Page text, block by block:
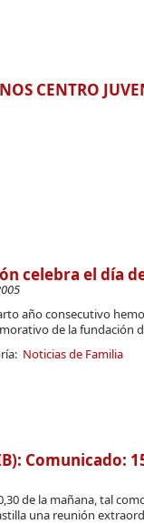
CENTRO
celebra el día
año consecutivo
de la fundación
Noticias de Familia
Comunicado:
de la mañana, tal
una reunión